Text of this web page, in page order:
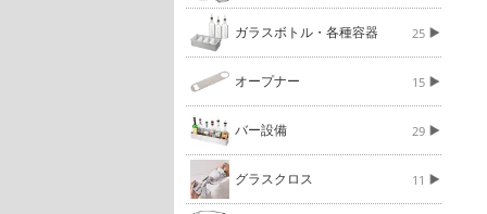
ガラスボトル・各種容器 25
オープナー 15
バー設備 29
グラスクロス 11